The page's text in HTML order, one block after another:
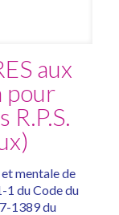
aux
pour
mentale de
1 du Code du
1389 du